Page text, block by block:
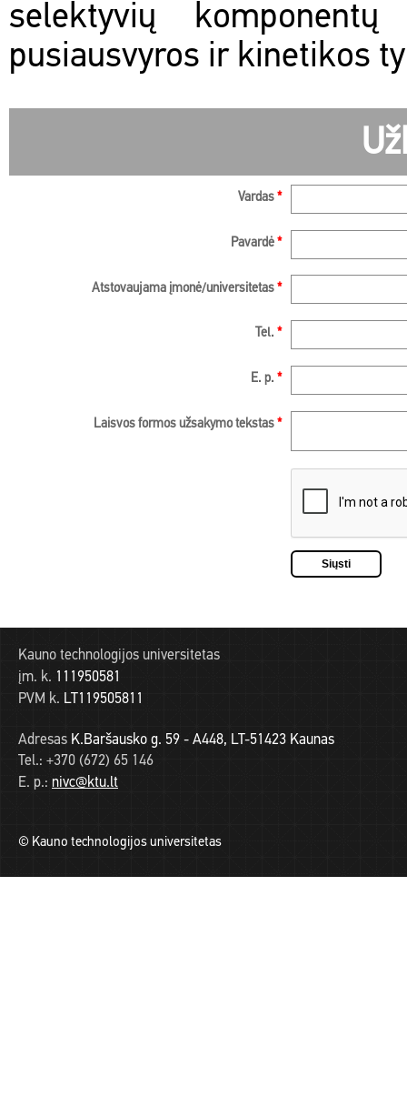
selektyvių
pusiausvyros ir kinetikos
Vardas *
Pavardė *
Atstovaujama įmonė/universitetas *
Tel. *
E. p. *
Laisvos formos užsakymo tekstas *
Kauno technologijos universitetas
įm. k. 111950581
PVM k. LT119505811
Adresas K.Baršausko g. 59 - A448, LT-51423 Kaunas
Tel.: +370 (672) 65 146
E. p.: nivc@ktu.lt
© Kauno technologijos universitetas